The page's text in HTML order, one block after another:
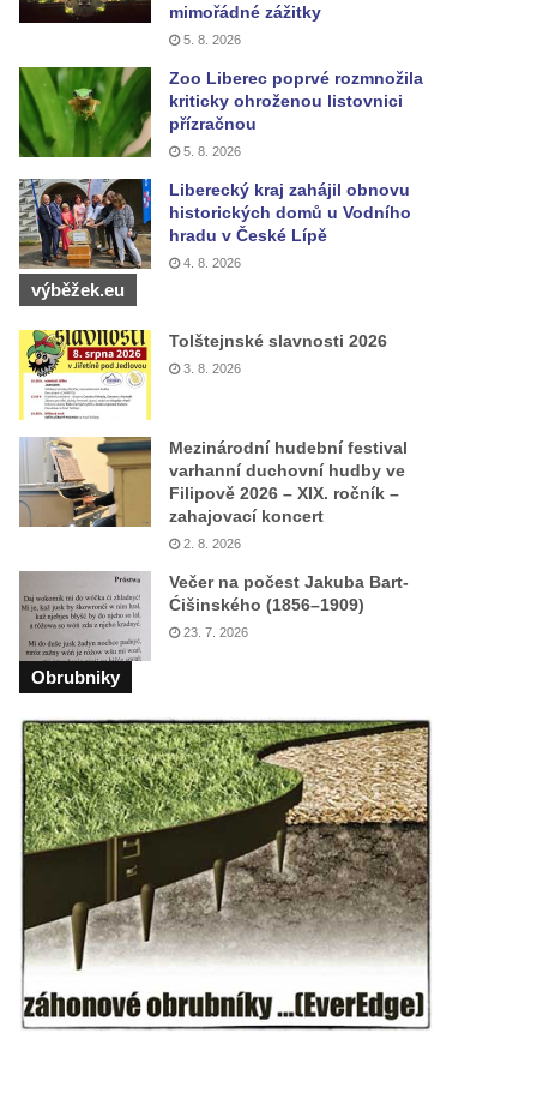
mimořádné zážitky
5. 8. 2026
Zoo Liberec poprvé rozmnožila
kriticky ohroženou listovnici
přízračnou
5. 8. 2026
Liberecký kraj zahájil obnovu
historických domů u Vodního
hradu v České Lípě
4. 8. 2026
výběžek.eu
Tolštejnské slavnosti 2026
3. 8. 2026
Mezinárodní hudební festival
varhanní duchovní hudby ve
Filipově 2026 – XIX. ročník –
zahajovací koncert
2. 8. 2026
Večer na počest Jakuba Bart-
Ćišinského (1856–1909)
23. 7. 2026
Obrubniky